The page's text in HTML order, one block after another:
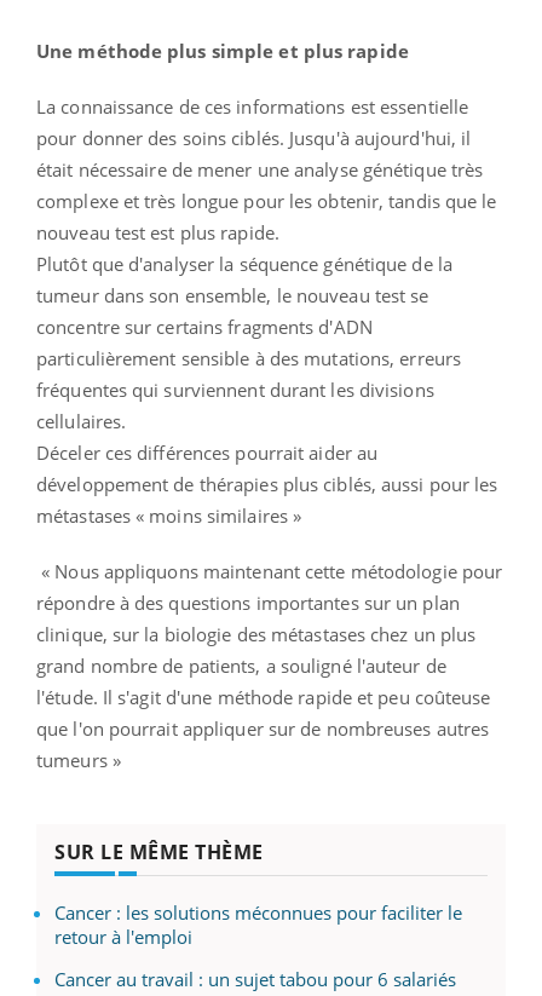
Une méthode plus simple et plus rapide
La connaissance de ces informations est essentielle
pour donner des soins ciblés. Jusqu'à aujourd'hui, il
était nécessaire de mener une analyse génétique très
complexe et très longue pour les obtenir, tandis que le
nouveau test est plus rapide.
Plutôt que d'analyser la séquence génétique de la
tumeur dans son ensemble, le nouveau test se
concentre sur certains fragments d'ADN
particulièrement sensible à des mutations, erreurs
fréquentes qui surviennent durant les divisions
cellulaires.
Déceler ces différences pourrait aider au
développement de thérapies plus ciblés, aussi pour les
métastases « moins similaires »
« Nous appliquons maintenant cette métodologie pour
répondre à des questions importantes sur un plan
clinique, sur la biologie des métastases chez un plus
grand nombre de patients, a souligné l'auteur de
l'étude. Il s'agit d'une méthode rapide et peu coûteuse
que l'on pourrait appliquer sur de nombreuses autres
tumeurs »
SUR LE MÊME THÈME
Cancer : les solutions méconnues pour faciliter le
retour à l'emploi
Cancer au travail : un sujet tabou pour 6 salariés